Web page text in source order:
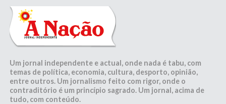
Um jornal independente e actual, onde nada é tabu, com
temas de política, economia, cultura, desporto, opinião,
entre outros. Um jornalismo feito com rigor, onde o
contraditório é um princípio sagrado. Um jornal, acima de
tudo, com conteúdo.